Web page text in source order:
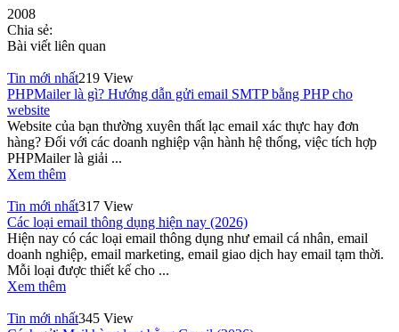
2008
Chia sẻ:
Bài viết liên quan
Tin mới nhất219 View
PHPMailer là gì? Hướng dẫn gửi email SMTP bằng PHP cho
website
Website của bạn thường xuyên thất lạc email xác thực hay đơn
hàng? Đối với các doanh nghiệp vận hành hệ thống, việc tích hợp
PHPMailer là giải ...
Xem thêm
Tin mới nhất317 View
Các loại email thông dụng hiện nay (2026)
Hiện nay có các loại email thông dụng như email cá nhân, email
doanh nghiệp, email marketing, email giao dịch hay email tạm thời.
Mỗi loại được thiết kế cho ...
Xem thêm
Tin mới nhất345 View